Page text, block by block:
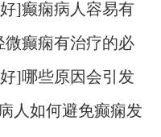
]癫痫病人容易有
癫痫有治疗的必
]哪些原因会引发
人如何避免癫痫发